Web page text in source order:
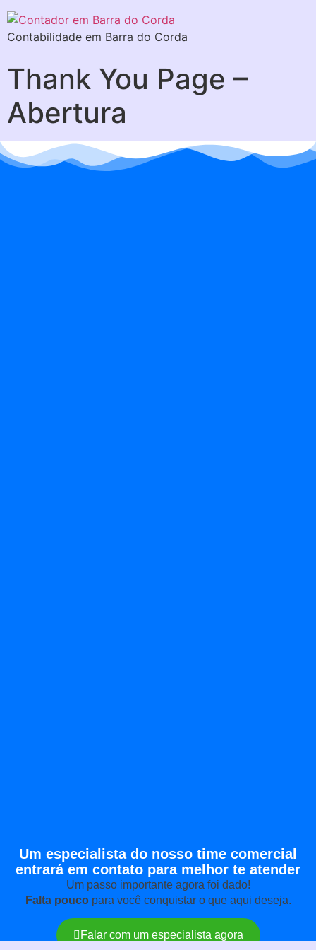
Contabilidade em Barra do Corda
Thank You Page –
Abertura
Um especialista do nosso time comercial
entrará em contato para melhor te atender
Um passo importante agora foi dado!
Falta poucopara você conquistar o que aqui deseja.
Falar com um especialista agora